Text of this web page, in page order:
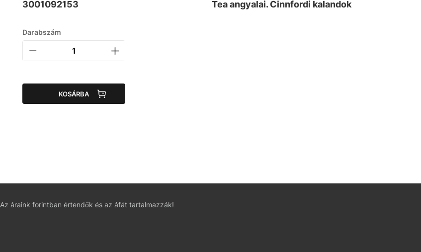
3001092153 Tea angyalai. Cinnfordi kalandok
Darabszám
KOSÁRBA
Az áraink forintban értendők és az áfát tartalmazzák!